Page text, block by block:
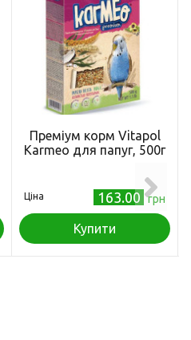
Преміум корм Vitapol
Karmeo для папуг, 500г
Ціна 163.00 грн
Купити